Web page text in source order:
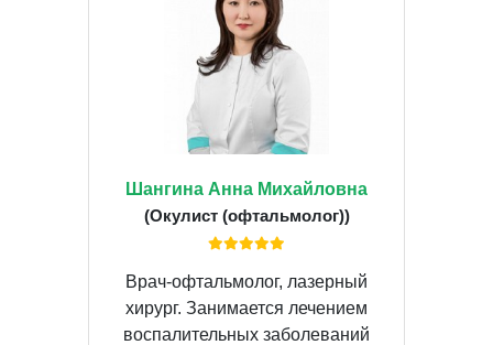
Шангина Анна Михайловна
(Окулист (офтальмолог))
Врач-офтальмолог, лазерный
хирург. Занимается лечением
воспалительных заболеваний